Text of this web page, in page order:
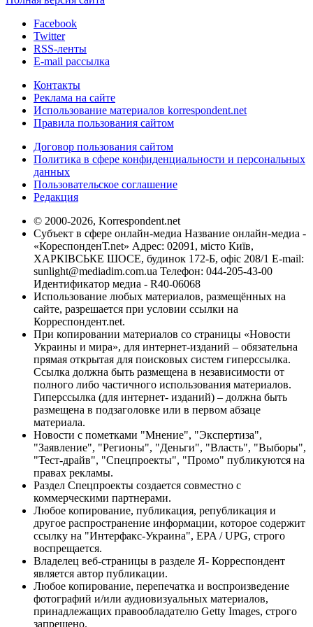
Facebook
Twitter
RSS-ленты
E-mail рассылка
Контакты
Реклама на сайте
Использование материалов korrespondent.net
Правила пользования сайтом
Договор пользования сайтом
Политика в сфере конфиденциальности и персональных
данных
Пользовательское соглашение
Редакция
© 2000-2026, Korrespondent.net
Субъект в сфере онлайн-медиа Название онлайн-медиа -
«КореспонденТ.net» Адрес: 02091, місто Київ,
ХАРКІВСЬКЕ ШОСЕ, будинок 172-Б, офіс 208/1 E-mail:
sunlight@mediadim.com.ua Телефон: 044-205-43-00
Идентификатор медиа - R40-06068
Использование любых материалов, размещённых на
сайте, разрешается при условии ссылки на
Корреспондент.net.
При копировании материалов со страницы «Новости
Украины и мира», для интернет-изданий – обязательна
прямая открытая для поисковых систем гиперссылка.
Ссылка должна быть размещена в независимости от
полного либо частичного использования материалов.
Гиперссылка (для интернет- изданий) – должна быть
размещена в подзаголовке или в первом абзаце
материала.
Новости с пометками "Мнение", "Экспертиза",
"Заявление", "Регионы", "Деньги", "Власть", "Выборы",
"Тест-драйв", "Спецпроекты", "Промо" публикуются на
правах рекламы.
Раздел Спецпроекты создается совместно с
коммерческими партнерами.
Любое копирование, публикация, републикация и
другое распространение информации, которое содержит
ссылку на "Интерфакс-Украина", EPA / UPG, строго
воспрещается.
Владелец веб-страницы в разделе Я- Корреспондент
является автор публикации.
Любое копирование, перепечатка и воспроизведение
фотографий и/или аудиовизуальных материалов,
принадлежащих правообладателю Getty Images, строго
запрещено.